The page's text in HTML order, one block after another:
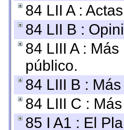
84 LII A :
84 LII B :
84 LIII A :
público.
84 LIII B :
84 LIII C :
85 I A1 : El